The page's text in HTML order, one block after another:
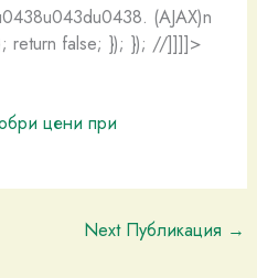
(AJAX)n
return false; }); }); //]]]]>
цени при
Next Публикация →